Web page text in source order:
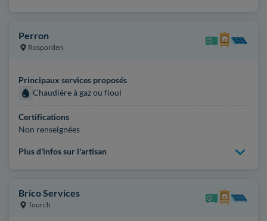
Perron
Rosporden
Principaux services proposés
Chaudière à gaz ou fioul
Certifications
Non renseignées
Plus d'infos sur l'artisan
Brico Services
Tourch